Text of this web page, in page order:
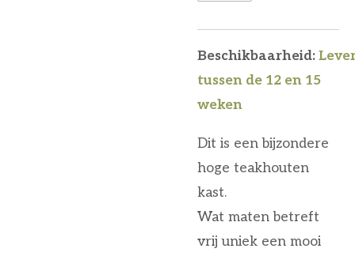
Beschikbaarheid:
tussen de 12 en 15
weken
Dit is een bijzondere
hoge teakhouten
kast.
Wat maten betreft
vrij uniek een mooi